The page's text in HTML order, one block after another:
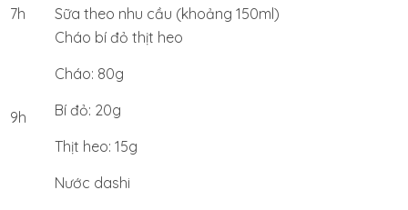
7h
Sữa theo nhu cầu (khoảng 150ml)
9h
Cháo bí đỏ thịt heo
Cháo: 80g
Bí đỏ: 20g
Thịt heo: 15g
Nước dashi